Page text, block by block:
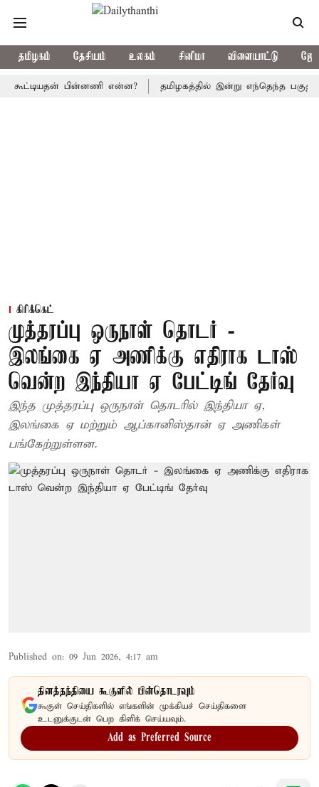
தமிழகம் தேசியம் உலகம் சினிமா விளையாட்டு
பின்னணி என்ன? தமிழகத்தில் இன்று எந்தெந்த பகுதிகளில்
கிரிக்கெட்
முத்தரப்பு ஒருநாள் தொடர் -
இலங்கை ஏ அணிக்கு எதிராக டாஸ்
வென்ற இந்தியா ஏ பேட்டிங் தேர்வு
இந்த முத்தரப்பு ஒருநாள் தொடரில் இந்தியா ஏ,
இலங்கை ஏ மற்றும் ஆப்கானிஸ்தான் ஏ அணிகள்
பங்கேற்றுள்ளன.
Published on: 09 Jun 2026, 4:17 am
தினத்தந்தியை கூகுளில் பின்தொடரவும்
கூகுள் செய்திகளில் எங்களின் முக்கியச் செய்திகளை
உடனுக்குடன் பெற கிளிக் செய்யவும்.
Add as Preferred Source